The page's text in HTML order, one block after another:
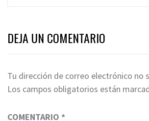
DEJA UN COMENTARIO
Tu dirección de correo electrónico no
Los campos obligatorios están
COMENTARIO *